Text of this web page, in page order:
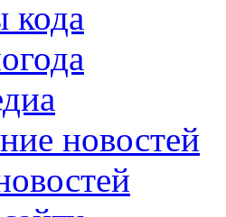
кода
новостей